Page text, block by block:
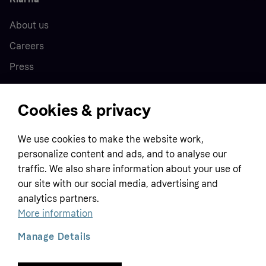
About us
Careers
Press
Home
Customer service
Terms & conditions
Privacy policy
Tracking technology notice
Business
Sell with Klarna
Contact us
Global
Cookies & privacy
We use cookies to make the website work,
personalize content and ads, and to analyse our
traffic. We also share information about your use of
our site with our social media, advertising and
analytics partners.
More information
Manage Details